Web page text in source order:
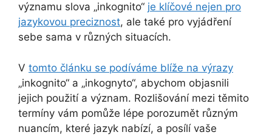
významu slova „inkognito“ je klíčové nejen pro
jazykovou preciznost, ale také pro vyjádření
sebe sama v různých situacích.
V tomto článku se podíváme blíže na výrazy
„inkognito“ a „inkognyto“, abychom objasnili
jejich použití a význam. Rozlišování mezi těmito
termíny vám pomůže lépe porozumět různým
nuancím, které jazyk nabízí, a posílí vaše